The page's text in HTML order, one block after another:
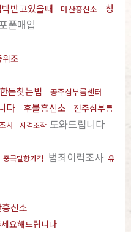
받고있을때 마산흥신소
청
폰매입
위조
돈찾는법
공주심부름센터
다 후불흥신소
전주심부름
사 자격조작 도와드립니다
중국밀항가격 범죄이력조사 유
신소
요해드립니다